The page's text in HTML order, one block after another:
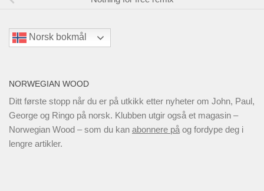
Norsk bokmål
NORWEGIAN WOOD
Ditt første stopp når du er på utkikk etter nyheter om John, Paul,
George og Ringo på norsk. Klubben utgir også et magasin –
Norwegian Wood – som du kan abonnere på og fordype deg i
lengre artikler.